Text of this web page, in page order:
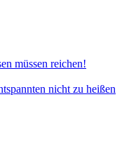
müssen reichen!
nicht zu heißen